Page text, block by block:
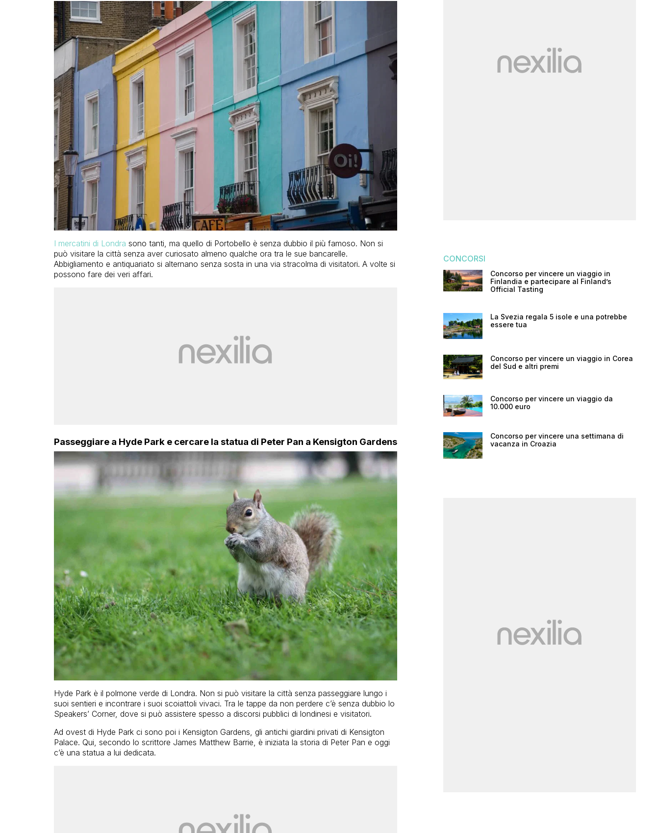
I mercatini di Londra sono tanti, ma quello di Portobello è senza dubbio il più famoso. Non si
può visitare la città senza aver curiosato almeno qualche ora tra le sue bancarelle.
Abbigliamento e antiquariato si alternano senza sosta in una via stracolma di visitatori. A volte si
possono fare dei veri affari.
Passeggiare a Hyde Park e cercare la statua di Peter Pan a Kensigton Gardens
Hyde Park è il polmone verde di Londra. Non si può visitare la città senza passeggiare lungo i
suoi sentieri e incontrare i suoi scoiattoli vivaci. Tra le tappe da non perdere c’è senza dubbio lo
Speakers’ Corner, dove si può assistere spesso a discorsi pubblici di londinesi e visitatori.
Ad ovest di Hyde Park ci sono poi i Kensigton Gardens, gli antichi giardini privati di Kensigton
Palace. Qui, secondo lo scrittore James Matthew Barrie, è iniziata la storia di Peter Pan e oggi
c’è una statua a lui dedicata.
CONCORSI
Concorso per vincere un viaggio in
Finlandia e partecipare al Finland’s
Official Tasting
La Svezia regala 5 isole e una potrebbe
essere tua
Concorso per vincere un viaggio in Corea
del Sud e altri premi
Concorso per vincere un viaggio da
10.000 euro
Concorso per vincere una settimana di
vacanza in Croazia